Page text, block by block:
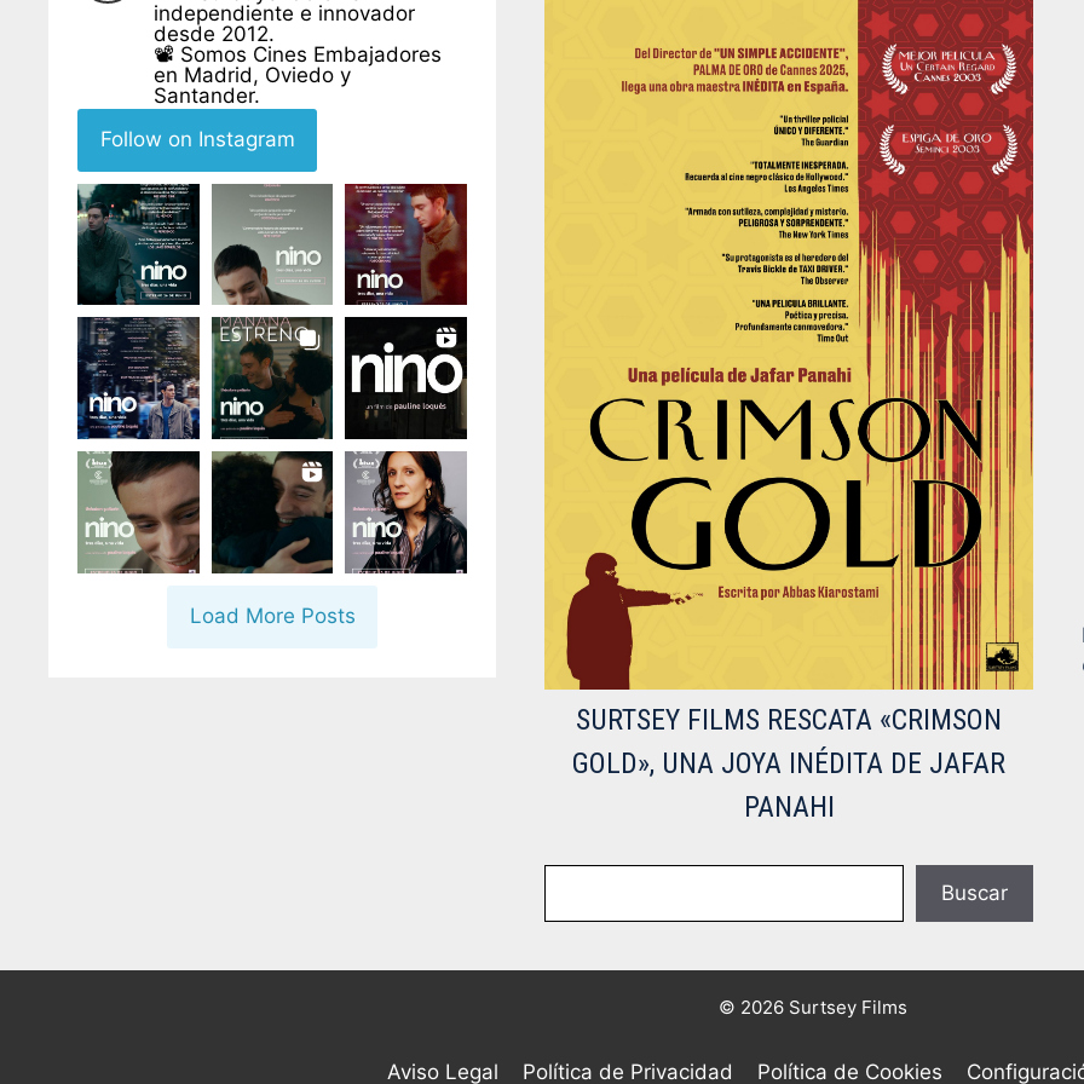
independiente e innovador
desde 2012.
📽 Somos Cines Embajadores
en Madrid, Oviedo y
Santander.
Follow on Instagram
Load More Posts
SURTSEY FILMS RESCATA «CRIMSON
GOLD», UNA JOYA INÉDITA DE JAFAR
PANAHI
Buscar
LA HABITACIÓN DE MARIANA
© 2026 Surtsey Films
Aviso Legal Política de Privacidad Política de Cookies